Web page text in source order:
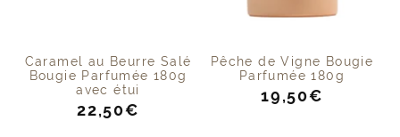
Caramel au Beurre Salé
Bougie Parfumée 180g
avec étui
Prix
22,50€
Pêche de Vigne Bougie
Parfumée 180g
Prix
19,50€